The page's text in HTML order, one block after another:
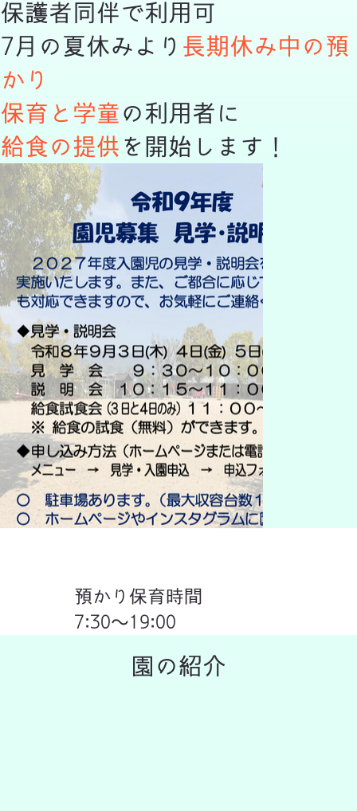
保護者同伴で利用可
7月の夏休みより 長期休み中の預
かり
保育と学童 の利用者に
給食の提供 を開始します！
預かり保育時間
7:30〜19:00
園の紹介